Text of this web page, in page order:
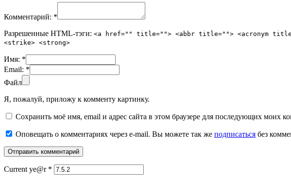
Комментарий: *
Разрешенные HTML-тэги: <a href="" title=""> <abbr title=""> <acronym
<strike> <strong>
Имя: *
Email: *
Файл
Я, пожалуй, приложу к комменту картинку.
Сохранить моё имя, email и адрес сайта в этом браузере для последующих моих
Оповещать о комментариях через e-mail. Вы можете так же подписаться без
Current ye@r *